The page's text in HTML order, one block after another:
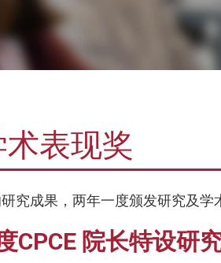
表现奖
究成果，两年一度颁发研究及
CPCE 院长特设研